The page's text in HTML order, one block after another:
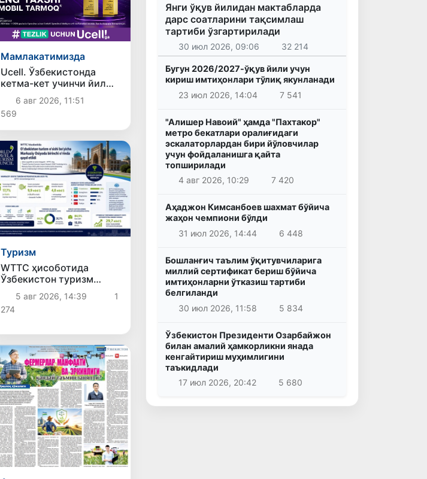
Мамлакатимизда
Ucell. Ўзбекистонда
кетма-кет учинчи йил
энг тезкор мобил
интернет
6 авг 2026, 11:51
569
Туризм
WТТC ҳисоботида
Ўзбекистон туризм
ўсиши бўйича Марказий
Осиёда биринчи ўринда
қайд этилди
5 авг 2026, 14:39
1
274
Янги ўқув йилидан мактабларда
дарс соатларини тақсимлаш
тартиби ўзгартирилади
30 июл 2026, 09:06 32 214
Бугун 2026/2027-ўқув йили учун
кириш имтиҳонлари тўлиқ якунланади
23 июл 2026, 14:04
7 541
"Алишер Навоий" ҳамда "Пахтакор"
метро бекатлари оралиғидаги
эскалаторлардан бири йўловчилар
учун фойдаланишга қайта
топширилади
4 авг 2026, 10:29
7 420
Аҳаджон Кимсанбоев шахмат бўйича
жаҳон чемпиони бўлди
31 июл 2026, 14:44
6 448
Бошланғич таълим ўқитувчиларига
миллий сертификат бериш бўйича
имтиҳонларни ўтказиш тартиби
белгиланди
30 июл 2026, 11:58
5 834
Ўзбекистон Президенти Озарбайжон
билан амалий ҳамкорликни янада
кенгайтириш муҳимлигини
таъкидлади
17 июл 2026, 20:42
5 680